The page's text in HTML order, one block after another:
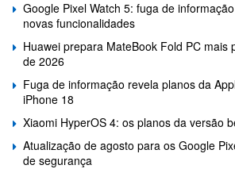
Google Pixel Watch 5: fuga de
novas funcionalidades
Huawei prepara MateBook Fold PC mais
de 2026
Fuga de informação revela planos da
iPhone 18
Xiaomi HyperOS 4: os planos da versão
Atualização de agosto para os Google
de segurança